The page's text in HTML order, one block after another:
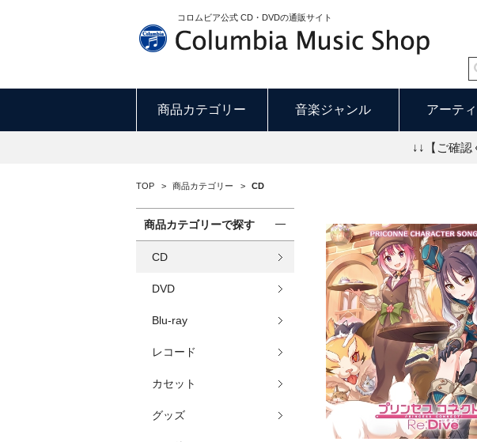
コロムビア公式 CD・DVDの通販サイト
商品カテゴリー 音楽ジャンル アーテ
↓↓【ご確認
TOP > 商品カテゴリー > CD
商品カテゴリーで探す
CD
DVD
Blu-ray
レコード
カセット
グッズ